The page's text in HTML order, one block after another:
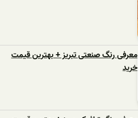
معرفی رنگ صنعتی تبریز + بهترین قیمت
خرید